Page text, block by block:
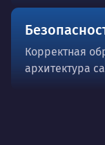
Корректная
архитектура